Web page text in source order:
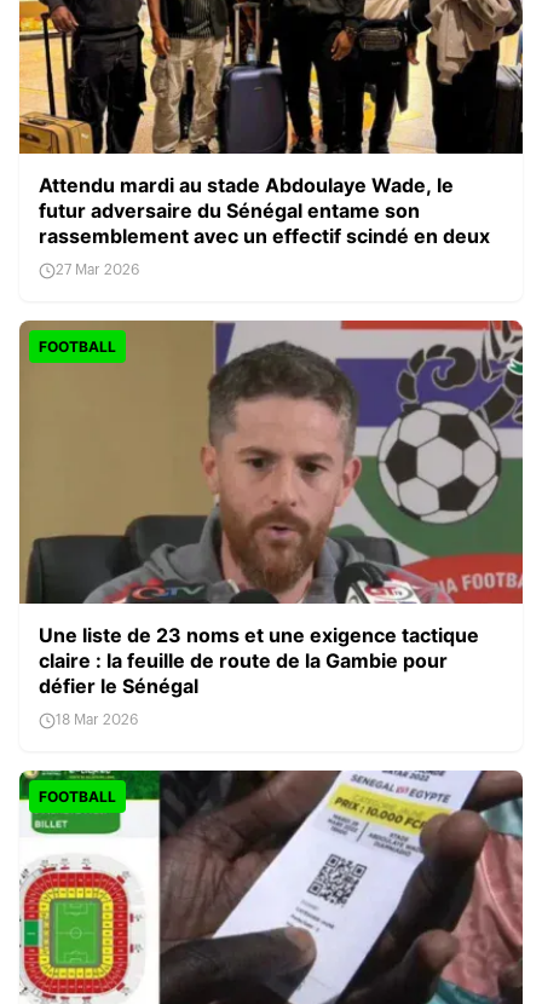
Attendu mardi au stade Abdoulaye Wade, le
futur adversaire du Sénégal entame son
rassemblement avec un effectif scindé en deux
27 Mar 2026
FOOTBALL
Une liste de 23 noms et une exigence tactique
claire : la feuille de route de la Gambie pour
défier le Sénégal
18 Mar 2026
FOOTBALL